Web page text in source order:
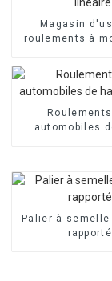
Magasin
roulements à
automobiles
Palier à semelle